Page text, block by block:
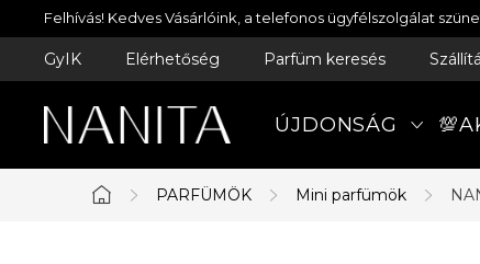
Ugrás
a
Felhívás! Kedves Vásárlóink, a telefonos ügyfélszolgálat
GyIK Elérhetőség Parfüm keresés
ÚJDONSÁG
Kezdőlap
PARFÜMÖK Mini parfümök